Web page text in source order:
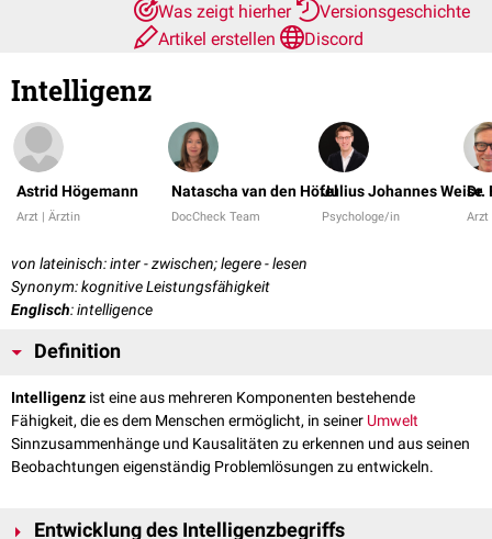
Was zeigt hierher
Versionsgeschichte
Artikel erstellen
Discord
Intelligenz
Astrid Högemann
Arzt | Ärztin
Natascha van den Höfel
DocCheck Team
Julius Johannes Weise
Psychologe/in
Dr.
Arzt
von lateinisch: inter - zwischen; legere - lesen
Synonym: kognitive Leistungsfähigkeit
Englisch: intelligence
Definition
Intelligenz ist eine aus mehreren Komponenten bestehende
Fähigkeit, die es dem Menschen ermöglicht, in seiner Umwelt
Sinnzusammenhänge und Kausalitäten zu erkennen und aus seinen
Beobachtungen eigenständig Problemlösungen zu entwickeln.
Entwicklung des Intelligenzbegriffs